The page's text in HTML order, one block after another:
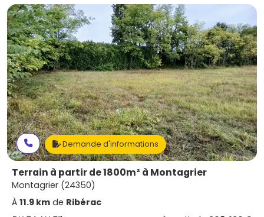
Demande d'informations
Terrain à partir de 1800m² à Montagrier
Montagrier (24350)
À 11.9 km de Ribérac